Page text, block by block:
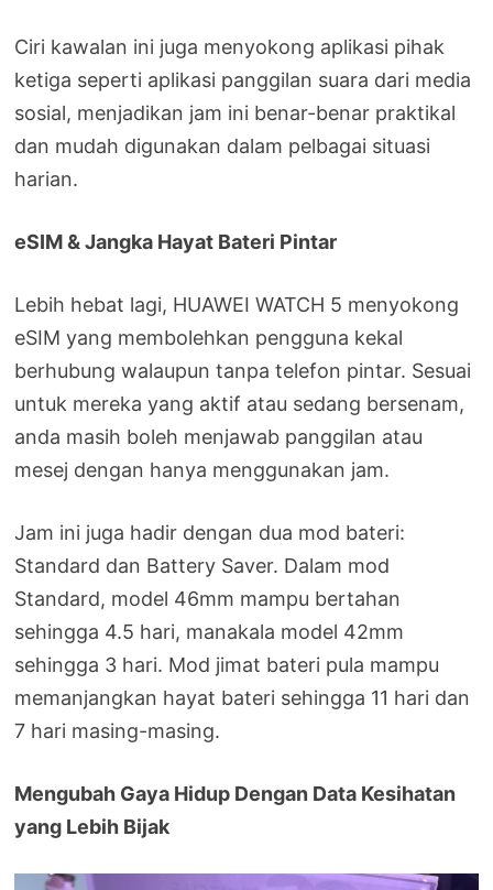
Ciri kawalan ini juga menyokong aplikasi pihak
ketiga seperti aplikasi panggilan suara dari media
sosial, menjadikan jam ini benar-benar praktikal
dan mudah digunakan dalam pelbagai situasi
harian.
eSIM & Jangka Hayat Bateri Pintar
Lebih hebat lagi, HUAWEI WATCH 5 menyokong
eSIM yang membolehkan pengguna kekal
berhubung walaupun tanpa telefon pintar. Sesuai
untuk mereka yang aktif atau sedang bersenam,
anda masih boleh menjawab panggilan atau
mesej dengan hanya menggunakan jam.
Jam ini juga hadir dengan dua mod bateri:
Standard dan Battery Saver. Dalam mod
Standard, model 46mm mampu bertahan
sehingga 4.5 hari, manakala model 42mm
sehingga 3 hari. Mod jimat bateri pula mampu
memanjangkan hayat bateri sehingga 11 hari dan
7 hari masing-masing.
Mengubah Gaya Hidup Dengan Data Kesihatan
yang Lebih Bijak